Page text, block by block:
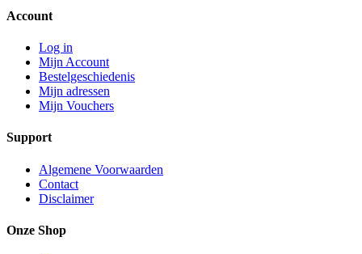
Account
Log in
Mijn Account
Bestelgeschiedenis
Mijn adressen
Mijn Vouchers
Support
Algemene Voorwaarden
Contact
Disclaimer
Onze Shop